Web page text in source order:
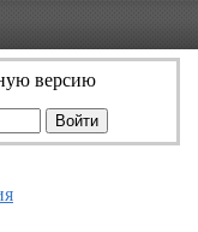
версию